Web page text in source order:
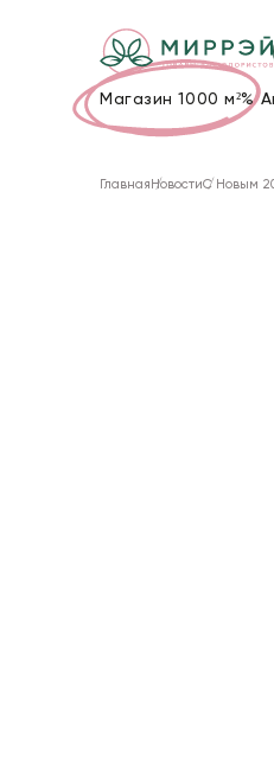
Магазин 1000 м²%
Главная НовостиС Новым